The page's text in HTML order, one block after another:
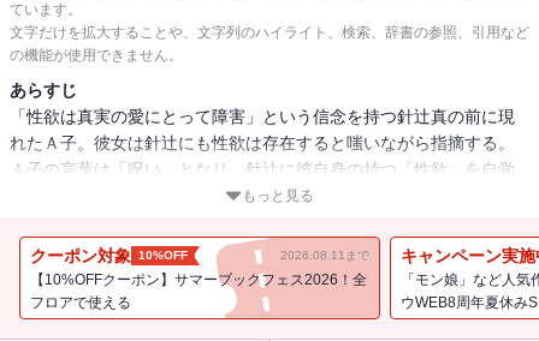
ています。
文字だけを拡大することや、文字列のハイライト、検索、辞書の参照、引用など
の機能が使用できません。
あらすじ
「性欲は真実の愛にとって障害」という信念を持つ針辻真の前に現
れたＡ子。彼女は針辻にも性欲は存在すると嗤いながら指摘する。
Ａ子の言葉は「呪い」となり、針辻に彼自身の持つ「性欲」を自覚
させていく。自分の中にある信念とは真逆の「汚らわしいもの」を
識できない。彼女は幽霊なのか、それとも針辻の抑圧された精神が
見せる幻なのか…？ 愛に捕らわれ縛られる男の「悲劇」の物語！
もっと見る
クーポン対象 10%OFF 2026.08.11まで
【10%OFFクーポン】サマーブックフェス2026！全
フロアで使える
キャンペーン実施
「モン娘」など人
ウWEB8周年夏休み